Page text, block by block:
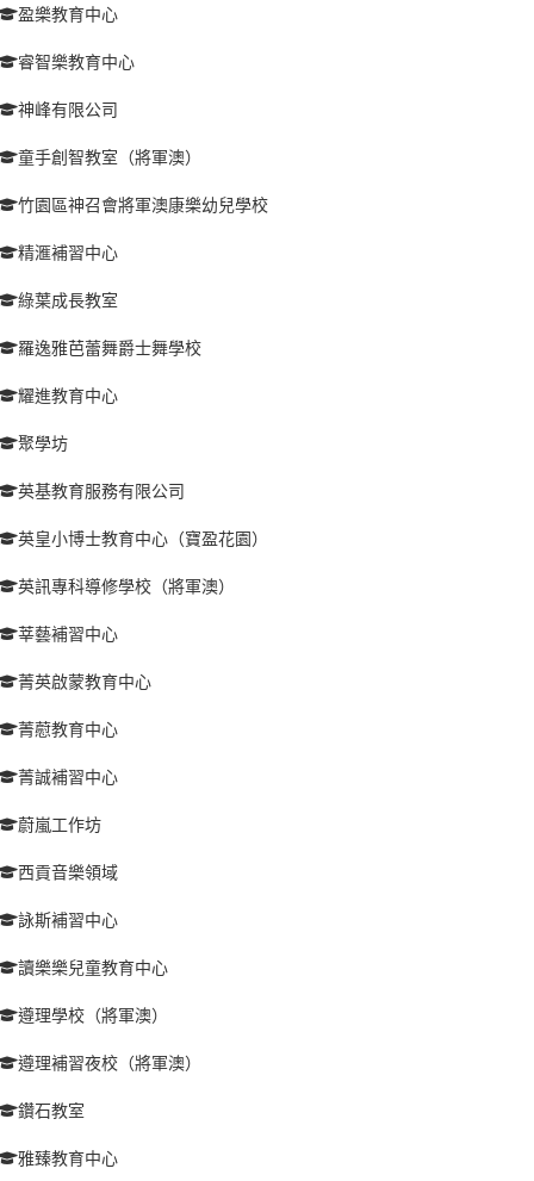
盈樂教育中心
睿智樂教育中心
神峰有限公司
童手創智教室（將軍澳）
竹園區神召會將軍澳康樂幼兒學校
精滙補習中心
綠葉成長教室
羅逸雅芭蕾舞爵士舞學校
耀進教育中心
聚學坊
英基教育服務有限公司
英皇小博士教育中心（寶盈花園）
英訊專科導修學校（將軍澳）
莘藝補習中心
菁英啟蒙教育中心
菁藯教育中心
菁誠補習中心
蔚嵐工作坊
西貢音樂領域
詠斯補習中心
讀樂樂兒童教育中心
遵理學校（將軍澳）
遵理補習夜校（將軍澳）
鑽石教室
雅臻教育中心